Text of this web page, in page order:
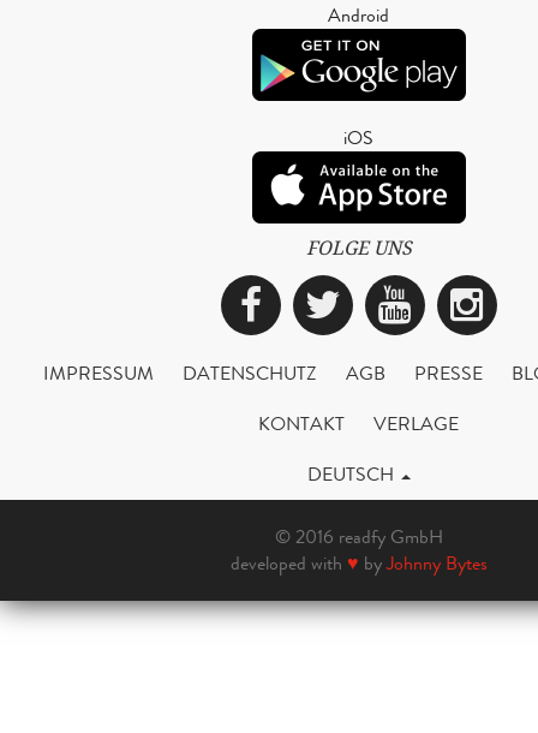
Android
iOS
FOLGE UNS
Facebook
Twitter
IMPRESSUM DATENSCHUTZ AGB PRESSE
KONTAKT
VERLAGE
DEUTSCH
© 2016 readfy GmbH
developed with ♥ byJohnny Bytes